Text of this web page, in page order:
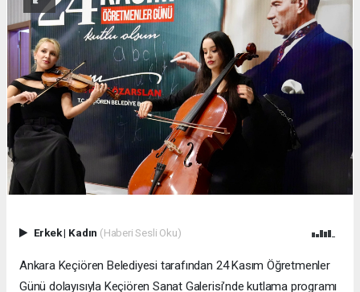
Erkek| Kadın (Haberi Sesli Oku)
Ankara Keçiören Belediyesi tarafından 24 Kasım Öğretmenler
Günü dolayısıyla Keçiören Sanat Galerisi’nde kutlama programı